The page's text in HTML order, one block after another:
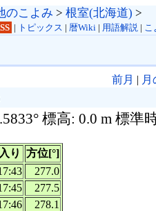
のこよみ > 根室(北海道) >
| トピックス | 暦Wiki| 用語解説| こ
前月 |
標高: 0.0 m 標準
入り
方位[°]
277.0
277.5
278.1